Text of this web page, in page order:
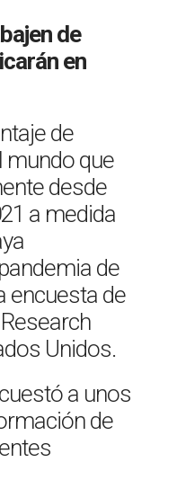
de
en
de
mundo que
desde
a medida
de
encuesta de
Unidos.
a unos
de